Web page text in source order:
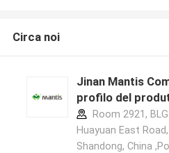
Circa noi
Jinan Mantis
profilo del
Room 2921,
Huayuan East
Shandong, China